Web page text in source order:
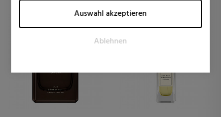
Marketing
Marketing-Cookies werden verwendet, um Besucher auf
Webseiten zu verfolgen. Die Absicht ist, Anzeigen zu zeigen,
die relevant und ansprechend für den einzelnen Benutzer
Auswahl akzeptieren
Ablehnen